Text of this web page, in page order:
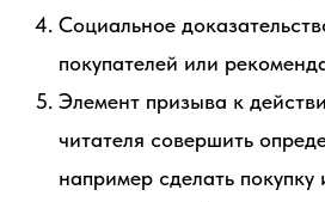
Социальное
покупателей или
Элемент призыва к
читателя совершить
например сделать покупку